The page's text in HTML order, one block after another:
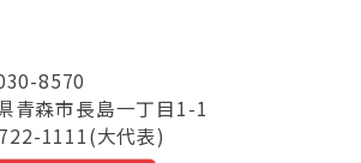
8570
青森市長島一丁目1-1
1111(大代表)